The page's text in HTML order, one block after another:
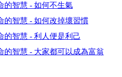
的智慧 - 如何不生氣
的智慧 - 如何改掉壞習慣
的智慧 - 利人便是利己
的智慧 - 大家都可以成為富翁